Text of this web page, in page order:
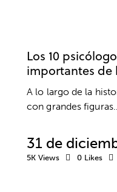
Los 10
importantes de
A lo largo de la
con grandes
31 de
5K Views 0 Likes